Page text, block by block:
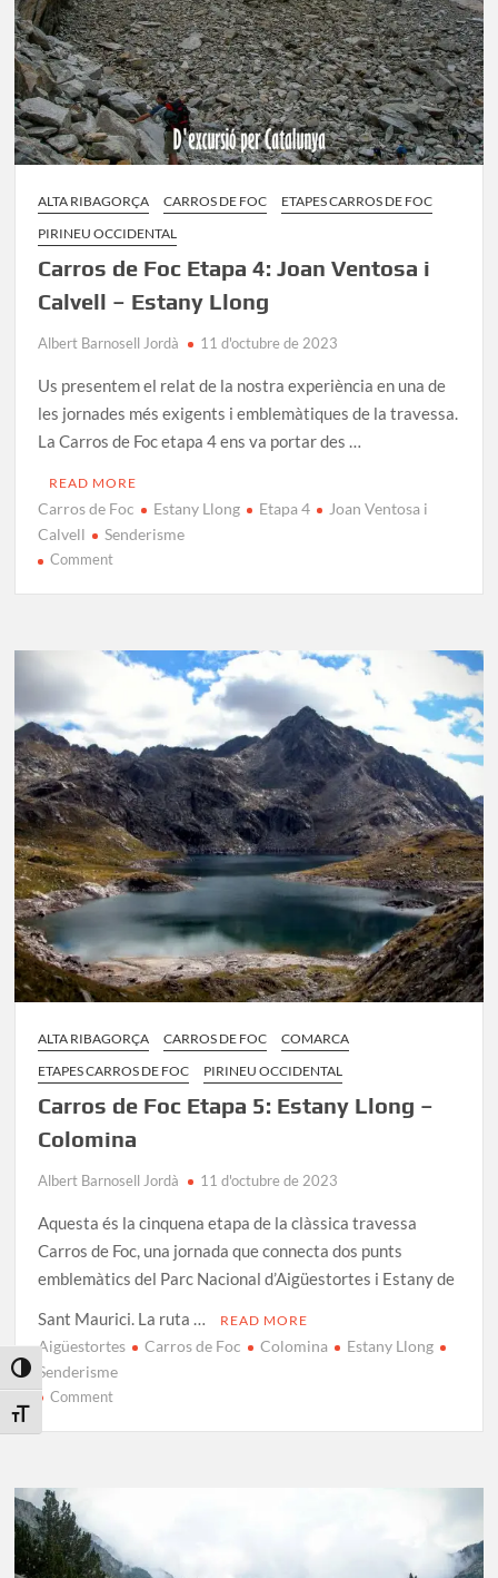
Toggle High Contrast
Toggle Font size
ALTA RIBAGORÇA CARROS DE FOC
ETAPES CARROS DE FOC
PIRINEU OCCIDENTAL
Carros de Foc Etapa 4: Joan Ventosa i
Calvell – Estany Llong
Albert Barnosell Jordà 11 d'octubre de 2023
Us presentem el relat de la nostra experiència en una de
les jornades més exigents i emblemàtiques de la travessa.
La Carros de Foc etapa 4 ens va portar des …
READ MORE
Carros de Foc Estany Llong Etapa 4
Joan Ventosa i
Calvell
Senderisme
Commenton
Etapa
Ventosa
i
Calvell
–
Estany
Llong
ALTA RIBAGORÇA CARROS DE FOC
COMARCA
ETAPES CARROS DE FOC
PIRINEU OCCIDENTAL
Carros de Foc Etapa 5: Estany Llong –
Colomina
Albert Barnosell Jordà 11 d'octubre de 2023
Aquesta és la cinquena etapa de la clàssica travessa
Carros de Foc, una jornada que connecta dos punts
emblemàtics del Parc Nacional d’Aigüestortes i Estany de
Sant Maurici. La ruta …
READ MORE
Aigüestortes Carros de Foc Colomina
Estany Llong
Senderisme
Commenton
Llong